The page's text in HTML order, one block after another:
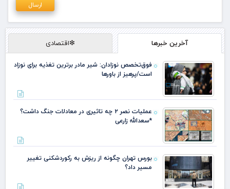
آخرین خبرها ❇اقتصادی
فوق‌تخصص نوزادان: شیر مادر برترین تغذیه برای نوزاد
است/پرهیز از باورها
عملیات نصر ۲ چه تاثیری در معادلات جنگ داشت؟
*سعدالله زارعی
بورس تهران چگونه از ریزش به رکوردشکنی تغییر
مسیر داد؟